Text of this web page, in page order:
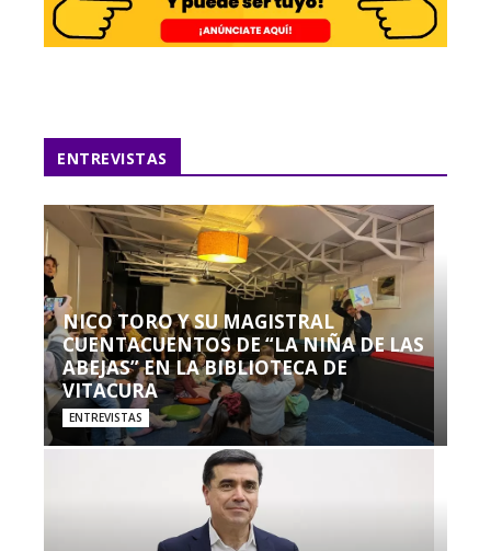
ENTREVISTAS
NICO TORO Y SU MAGISTRAL
CUENTACUENTOS DE “LA NIÑA DE LAS
ABEJAS” EN LA BIBLIOTECA DE
VITACURA
ENTREVISTAS